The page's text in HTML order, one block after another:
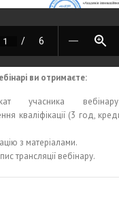
ви отримаєте:
учасника
кваліфікації (3 год,
з матеріалами.
трансляції вебінару.